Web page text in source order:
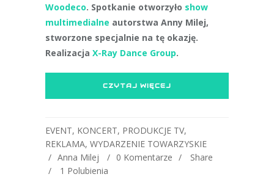
Woodeco. Spotkanie otworzyło show
multimedialne autorstwa Anny Milej,
stworzone specjalnie na tę okazję.
Realizacja X-Ray Dance Group.
CZYTAJ WIĘCEJ
EVENT, KONCERT, PRODUKCJE TV,
REKLAMA, WYDARZENIE TOWARZYSKIE
Anna Milej
0 Komentarze
Share
1 Polubienia